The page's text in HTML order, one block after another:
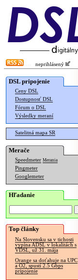
neprihlásený
DSL pripojenie
Ceny DSL
Dostupnosť DSL
Fórum o DSL
Výsledky meraní
Satelitná mapa SR
Merače
Speedmeter Merania
Pingmeter
Googlemeter
Hľadanie
Top články
Na Slovensku sa v tichosti
vypína ADSL v lokalitách s
VDSL, už 31. mája
Orange sa doťahuje na UPC
a O2, spustí 2.5 Gbps
pripojenie